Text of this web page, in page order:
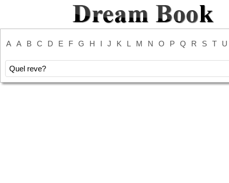
A A B C D E F G H I J K L M N O P Q R S T U